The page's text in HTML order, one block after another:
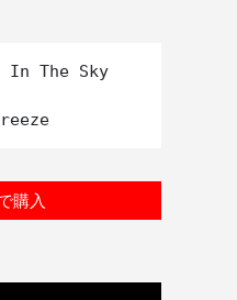
In The Sky
購入